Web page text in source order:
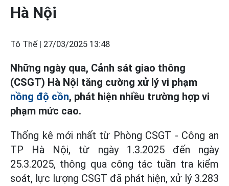
Hà Nội
Tô Thế | 27/03/2025 13:48
Những ngày qua, Cảnh sát giao thông
(CSGT) Hà Nội tăng cường xử lý vi phạm
nồng độ cồn, phát hiện nhiều trường hợp vi
phạm mức cao.
Thống kê mới nhất từ Phòng CSGT - Công an
TP Hà Nội, từ ngày 1.3.2025 đến ngày
25.3.2025, thông qua công tác tuần tra kiểm
soát, lực lượng CSGT đã phát hiện, xử lý 3.283